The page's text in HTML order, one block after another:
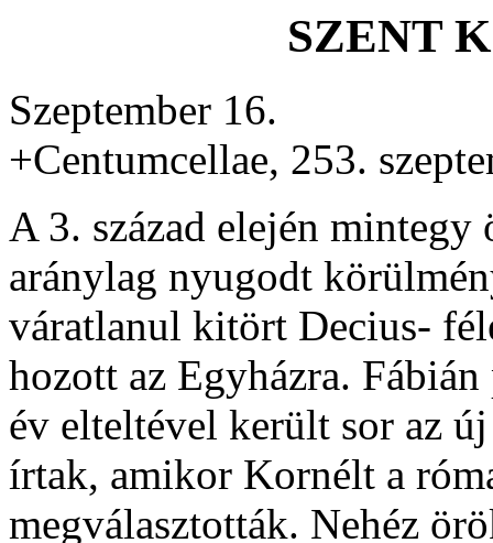
SZENT
Szeptember 16.
+Centumcellae, 253.
A 3. század elején mintegy
aránylag nyugodt
váratlanul kitört Decius-
hozott az Egyházra.
év elteltével került sor az
írtak, amikor Kornélt a
megválasztották. Nehéz